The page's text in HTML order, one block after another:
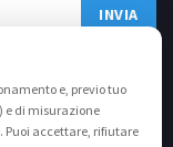
e, previo tuo
e di misurazione
Puoi accettare, rifiutare